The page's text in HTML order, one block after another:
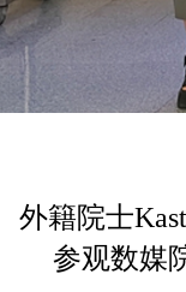
外籍院士
参观数媒